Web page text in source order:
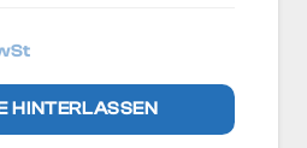
HINTERLASSEN